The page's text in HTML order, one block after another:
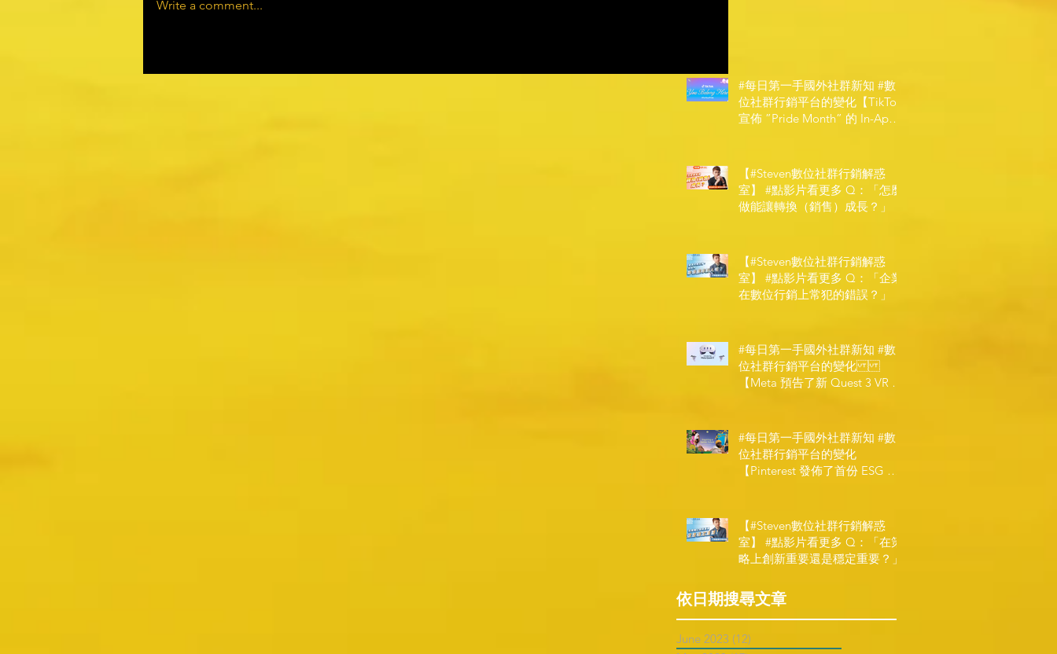
Write a comment...
#每日第一手國外社群新知 #數
位社群行銷平台的變化【TikTok
宣佈 ”Pride Month” 的 In-App
【#Steven數位社群行銷解惑
室】 #點影片看更多​ Q：「怎麼
做能讓轉換（銷售）成長？」
【#Steven數位社群行銷解惑
室】 #點影片看更多​ Q：「企業
在數位行銷上常犯的錯誤？」
#每日第一手國外社群新知 #數
位社群行銷平台的變化
【Meta 預告了新 Quest 3 VR 耳
#每日第一手國外社群新知 #數
位社群行銷平台的變化
【Pinterest 發佈了首份 ESG 報
【#Steven數位社群行銷解惑
室】 #點影片看更多​ Q：「在策
略上創新重要還是穩定重要？」
依日期搜尋文章
June 2023 (12)